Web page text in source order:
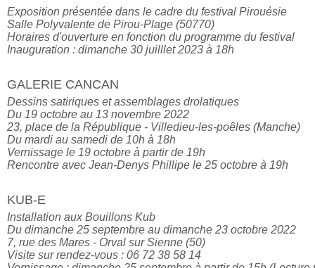
Exposition présentée dans le cadre du festival Pirouésie
Salle Polyvalente de Pirou-Plage (50770)
Horaires d'ouverture en fonction du programme du festival
Inauguration : dimanche 30 juilllet 2023 à 18h
GALERIE CANCAN
Dessins satiriques et assemblages drolatiques
Du 19 octobre au 13 novembre 2022
23, place de la République - Villedieu-les-poêles (Manche)
Du mardi au samedi de 10h à 18h
Vernissage le 19 octobre à partir de 19h
Rencontre avec Jean-Denys Phillipe le 25 octobre à 19h
KUB-E
Installation aux Bouillons Kub
Du dimanche 25 septembre au dimanche 23 octobre 2022
7, rue des Mares - Orval sur Sienne (50)
Visite sur rendez-vous : 06 72 38 58 14